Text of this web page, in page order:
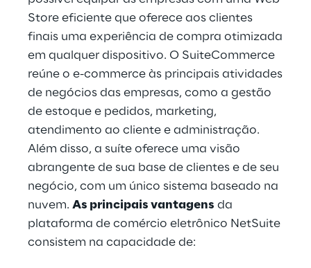
Store eficiente que oferece aos clientes
finais uma experiência de compra otimizada
em qualquer dispositivo. O SuiteCommerce
reúne o e-commerce às principais atividades
de negócios das empresas, como a gestão
de estoque e pedidos, marketing,
atendimento ao cliente e administração.
Além disso, a suíte oferece uma visão
abrangente de sua base de clientes e de seu
negócio, com um único sistema baseado na
nuvem. As principais vantagens da
plataforma de comércio eletrônico NetSuite
consistem na capacidade de: